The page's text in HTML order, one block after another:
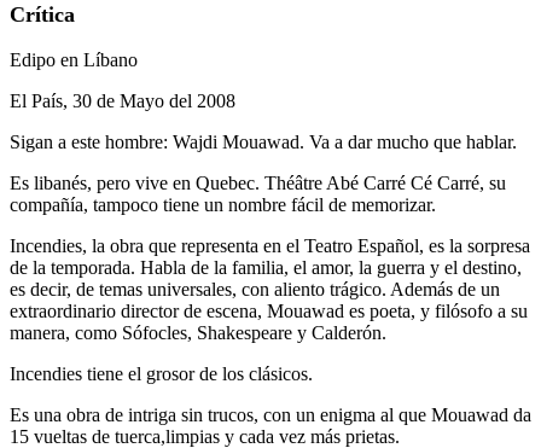
Crítica
Edipo en Líbano
El País, 30 de Mayo del 2008
Sigan a este hombre: Wajdi Mouawad. Va a dar mucho que hablar.
Es libanés, pero vive en Quebec. Théâtre Abé Carré Cé Carré, su
compañía, tampoco tiene un nombre fácil de memorizar.
Incendies, la obra que representa en el Teatro Español, es la sorpresa
de la temporada. Habla de la familia, el amor, la guerra y el destino,
es decir, de temas universales, con aliento trágico. Además de un
extraordinario director de escena, Mouawad es poeta, y filósofo a su
manera, como Sófocles, Shakespeare y Calderón.
Incendies tiene el grosor de los clásicos.
Es una obra de intriga sin trucos, con un enigma al que Mouawad da
15 vueltas de tuerca,limpias y cada vez más prietas.